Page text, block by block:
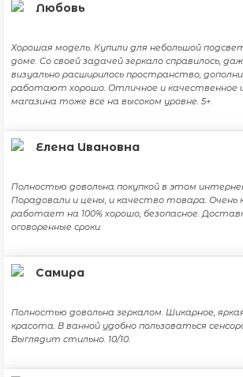
Любовь
Хорошая модель. Купили для небольшой
доме. Со своей задачей зеркало справилось,
визуально расширилось пространство,
работают хорошо. Отличное и качественное
магазина тоже все на высоком уровне. 5+.
Елена Ивановна
Полностью довольна покупкой в этом
Порадовали и цены, и качество товара. Очень
работает на 100% хорошо, безопасное.
оговоренные сроки.
Самира
Полностью довольна зеркалом. Шикарное,
красота. В ванной удобно пользоваться
Выглядит стильно. 10/10.